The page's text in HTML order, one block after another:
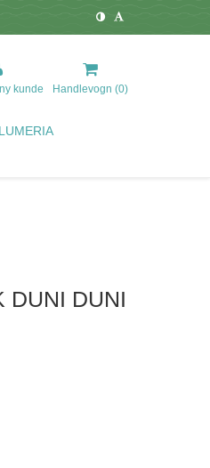
kunde Handlevogn (0)
DUNI DUNI